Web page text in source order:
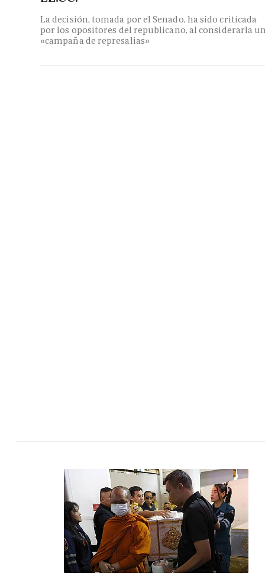
La decisión, tomada por el Senado, ha sido criticada
por los opositores del republicano, al considerarla
«campaña de represalias»